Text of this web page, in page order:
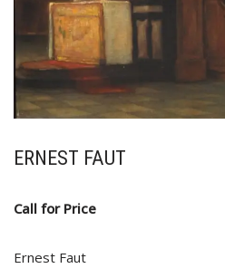
ERNEST FAUT
Call for Price
Ernest Faut